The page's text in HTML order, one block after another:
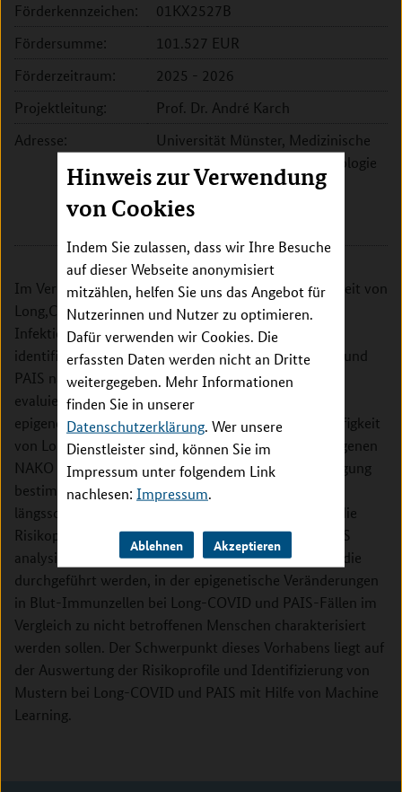
Hinweis zur Verwendung
von Cookies
Indem Sie zulassen, dass wir Ihre Besuche
auf dieser Webseite anonymisiert
mitzählen, helfen Sie uns das Angebot für
Nutzerinnen und Nutzer zu optimieren.
Dafür verwenden wir Cookies. Die
erfassten Daten werden nicht an Dritte
weitergegeben. Mehr Informationen
finden Sie in unserer
Datenschutzerklärung. Wer unsere
Dienstleister sind, können Sie im
Impressum unter folgendem Link
nachlesen: Impressum.
Ablehnen Akzeptieren
Förderkennzeichen:
01KX2527B
Fördersumme:
101.527 EUR
Förderzeitraum:
2025 - 2026
Projektleitung:
Prof. Dr. André Karch
Adresse:
Universität Münster, Medizinische
Fakultät, Institut für Epidemiologie
und Sozialmedizin
Domagkstr. 3
Im Verbundprojekt sollen Informationen zur Häufigkeit von
Long,COVID und dem allgemeineren postakuten
Infektionssyndrom (PAIS) generiert und Faktoren
identifiziert werden, die das Risiko von Long-COVID und
PAIS nach viralen Infektionen erhöhen. Zudem soll
evaluiert werden, inwiefern sich diese Faktoren in
epigenetischen Mustern abbilden. Dafür soll die Häufigkeit
von Long-COVID und PAIS in der bevölkerungsbezogenen
NAKO Gesundheitsstudie mittels einer Online-Befragung
bestimmt werden. Weiterhin sollen anhand der
längsschnittlichen Daten der NAKO Gesundheitsstudie
Risikoprofile der Personen mit Long-COVID und PAIS
analysiert werden. Zudem soll eine Fall-Kontroll-Studie
durchgeführt werden, in der epigenetische Veränderungen
in Blut-Immunzellen bei Long-COVID und PAIS-Fällen im
Vergleich zu nicht betroffenen Menschen charakterisiert
werden sollen. Der Schwerpunkt dieses Vorhabens liegt auf
der Auswertung der Risikoprofile und Identifizierung von
Mustern bei Long-COVID und PAIS mit Hilfe von Machine
Learning.